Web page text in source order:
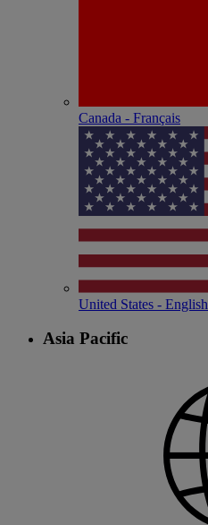
Canada - Français
United States - English
Asia Pacific